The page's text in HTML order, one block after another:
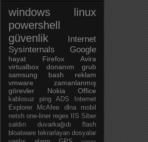
windows
linux
powershell
güvenlik
Internet
Sysinternals
Google
hayat Firefox
Avira
virtualbox
donanım
grub
samsung
bash
reklam
vmware
zamanlanmış
görevler
Nokia Office
kablosuz ping ADS
Internet
Explorer
McAfee dlna
mobil
netsh one-liner regex IIS Siber
saldırı
duvarkağıdı
flash
bloatware tekrarlayan dosyalar